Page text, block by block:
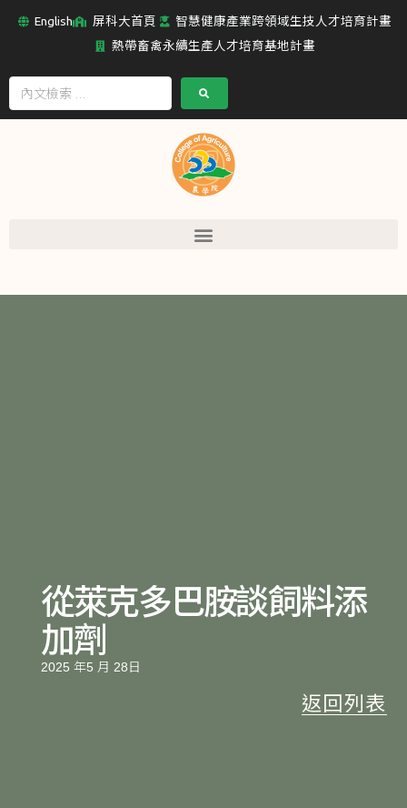
English 屏科大首頁
智慧健康產業跨領域生技人才培育計畫
熱帶畜禽永續生產人才培育基地計畫
從萊克多巴胺談飼料添
加劑
2025 年5 月 28日
返回列表